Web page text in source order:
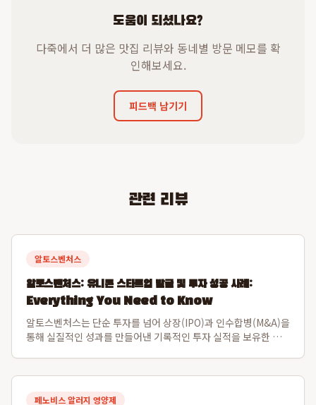
도움이 되셨나요?
다죽에서 더 많은 맛집 리뷰와 동네별 방문 메모를 확
인해보세요.
피드백 남기기
관련 리뷰
알토스벤처스
알토스벤처스: 유니콘 스타트업 발굴 및 투자 성공 사례:
Everything You Need to Know
알토스벤처스는 단순 투자를 넘어 상장(IPO)과 인수합병(M&A)을
통해 실질적인 성과를 만들어낸 기록적인 투자 실적을 보유한 선
선도해왔습니다. 알토스벤처스...
페노비스 알러지 영양제